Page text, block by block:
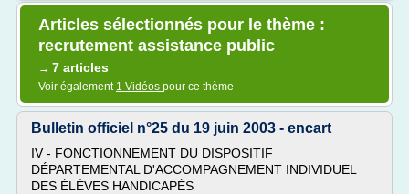
Articles sélectionnés pour le thème :
recrutement assistance public
→ 7 articles
Voir également 1 Vidéos pour ce thème
Bulletin officiel n°25 du 19 juin 2003 - encart
IV - FONCTIONNEMENT DU DISPOSITIF
DÉPARTEMENTAL D'ACCOMPAGNEMENT INDIVIDUEL
DES ÉLÈVES HANDICAPÉS